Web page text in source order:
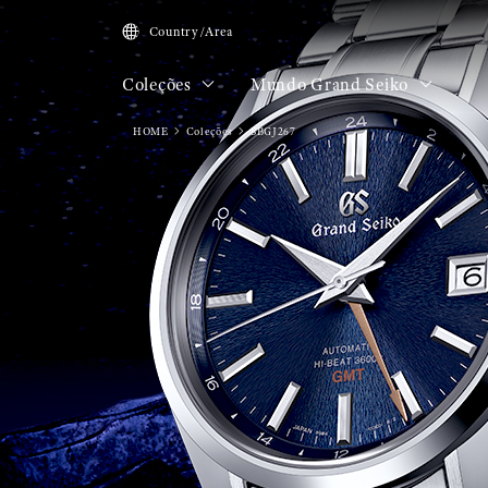
Country/Area
Coleções Mundo Grand Seiko
HOME Coleções SBGJ267